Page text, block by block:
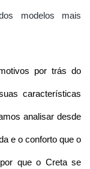
modelos mais
por trás do
características
analisar desde
e o conforto que o
que o Creta se